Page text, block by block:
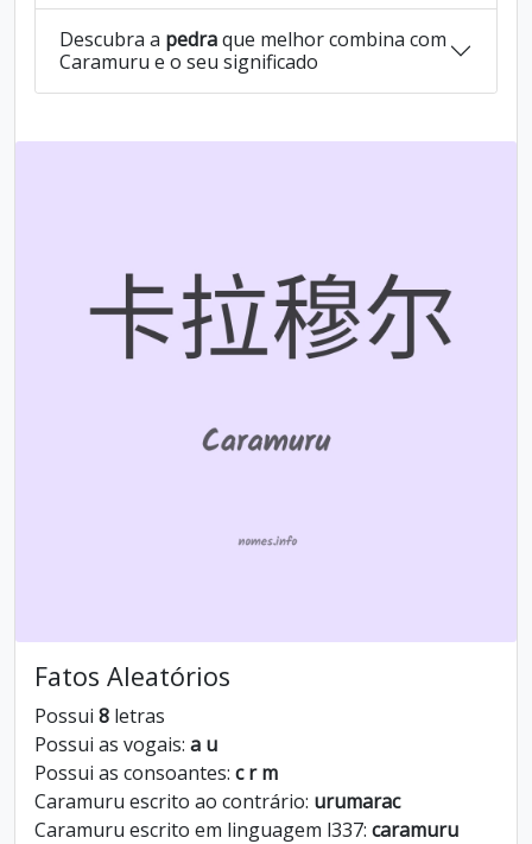
Descubra a pedraque melhor combina com
Caramuru e o seu significado
Fatos Aleatórios
Possui 8 letras
Possui as vogais: a u
Possui as consoantes: c r m
Caramuru escrito ao contrário: urumarac
Caramuru escrito em linguagem l337: caramuru